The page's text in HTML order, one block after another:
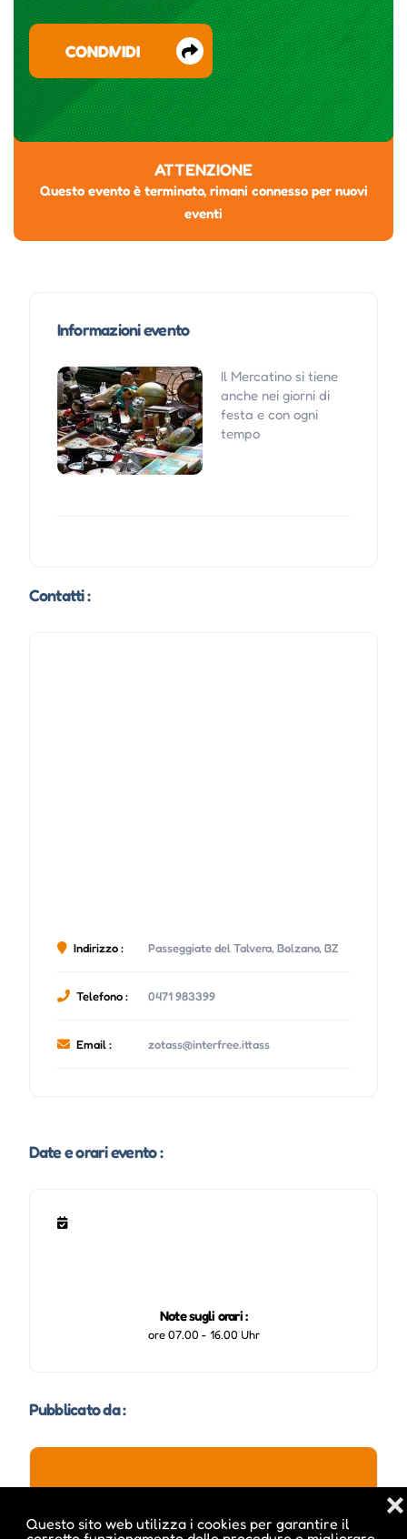
Questo sito web utilizza i cookies per garantire il
❌
CONDIVIDI
ATTENZIONE
Questo evento è terminato, rimani connesso per nuovi
eventi
Informazioni evento
Il Mercatino si tiene
anche nei giorni di
festa e con ogni
tempo
Contatti :
Indirizzo : Passeggiate del Talvera, Bolzano, BZ
Telefono : 0471 983399
Email : zotass@interfree.ittass
Date e orari evento :
Note sugli orari :
ore 07.00 - 16.00 Uhr
Pubblicato da :